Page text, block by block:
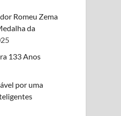
Romeu Zema
da
133 Anos
por uma